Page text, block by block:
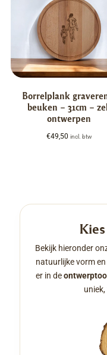
Borrelplank
beuken – 31cm –
ontwerpen
€49,50 incl. btw
Bekijk hieronder
natuurlijke vorm
er in deontwerptool